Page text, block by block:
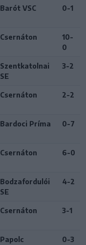
Barót VSC 0-1
Csernáton
10-
0
Szentkatolnai
SE
3-2
Csernáton 2-2
Bardoci Príma 0-7
Csernáton 6-0
Bodzafordulói
SE
4-2
Csernáton 3-1
Papolc 0-3